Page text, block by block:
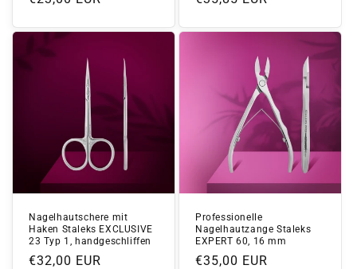
Nagelhautschere mit
Haken Staleks EXCLUSIVE
23 Typ 1, handgeschliffen
Normaler
€32,00 EUR
Professionelle
Nagelhautzange Staleks
EXPERT 60, 16 mm
Normaler
€35,00 EUR